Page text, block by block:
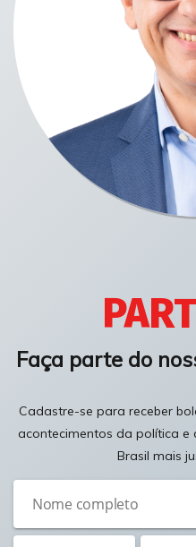
Faça parte do
Cadastre-se para receber
acontecimentos da política e
Brasil mais